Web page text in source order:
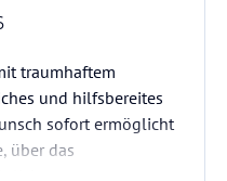
traumhaftem
und hilfsbereites
sofort ermöglicht
über das